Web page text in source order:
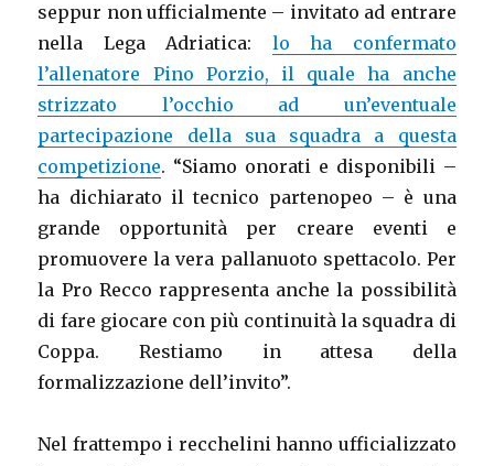
seppur non ufficialmente – invitato ad entrare
nella Lega Adriatica: lo ha confermato
l’allenatore Pino Porzio, il quale ha anche
strizzato l’occhio ad un’eventuale
partecipazione della sua squadra a questa
competizione. “Siamo onorati e disponibili –
ha dichiarato il tecnico partenopeo – è una
grande opportunità per creare eventi e
promuovere la vera pallanuoto spettacolo. Per
la Pro Recco rappresenta anche la possibilità
di fare giocare con più continuità la squadra di
Coppa. Restiamo in attesa della
formalizzazione dell’invito”.
Nel frattempo i recchelini hanno ufficializzato